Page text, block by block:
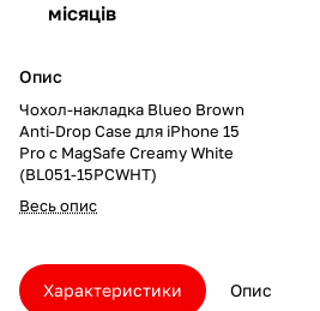
місяців
Опис
Чохол-накладка Blueo Brown
Anti-Drop Case для iPhone 15
Pro с MagSafe Creamy White
(BL051-15PCWHT)
Весь опис
Характеристики Опис